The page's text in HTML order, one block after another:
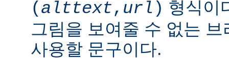
( alttext, url ) 형식이
그림을 보여줄 수 없는
사용할 문구이다.